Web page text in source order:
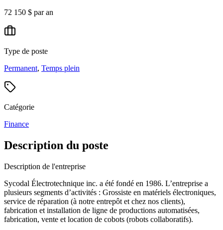
72 150 $ par an
Type de poste
Permanent, Temps plein
Catégorie
Finance
Description du poste
Description de l'entreprise
Sycodal Électrotechnique inc. a été fondé en 1986. L’entreprise a
plusieurs segments d’activités : Grossiste en matériels électroniques,
service de réparation (à notre entrepôt et chez nos clients),
fabrication et installation de ligne de productions automatisées,
fabrication, vente et location de cobots (robots collaboratifs).